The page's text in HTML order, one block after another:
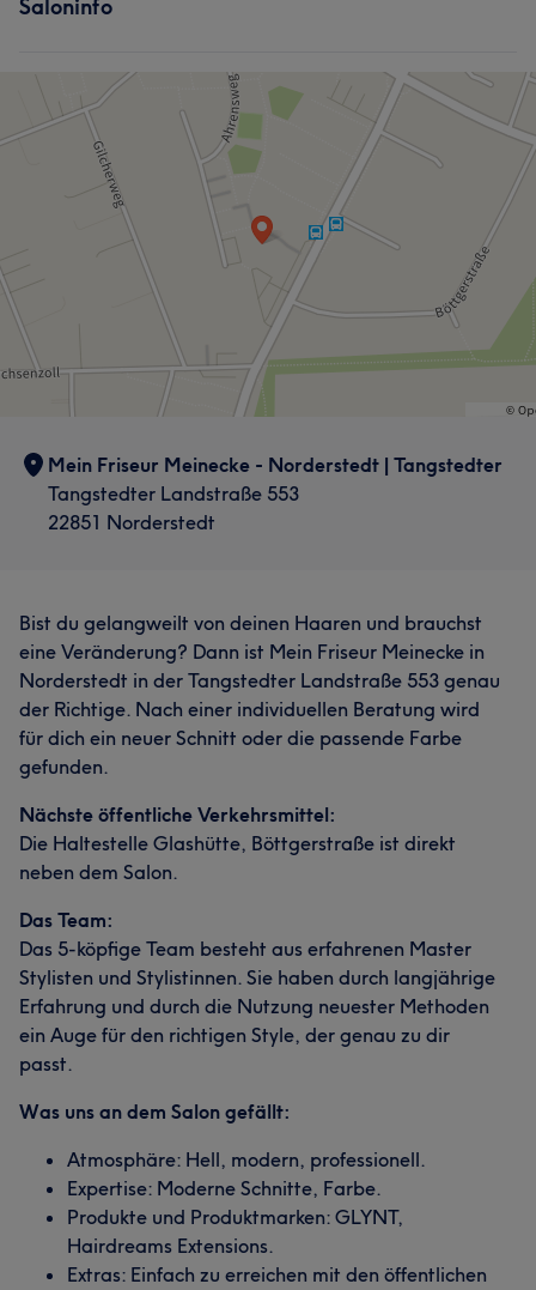
Saloninfo
Mein Friseur Meinecke - Norderstedt | Tangstedter
Tangstedter Landstraße 553
22851 Norderstedt
Bist du gelangweilt von deinen Haaren und brauchst
eine Veränderung? Dann ist Mein Friseur Meinecke in
Norderstedt in der Tangstedter Landstraße 553 genau
der Richtige. Nach einer individuellen Beratung wird
für dich ein neuer Schnitt oder die passende Farbe
gefunden.
Nächste öffentliche Verkehrsmittel:
Die Haltestelle Glashütte, Böttgerstraße ist direkt
neben dem Salon.
Das Team:
Das 5-köpfige Team besteht aus erfahrenen Master
Stylisten und Stylistinnen. Sie haben durch langjährige
Erfahrung und durch die Nutzung neuester Methoden
ein Auge für den richtigen Style, der genau zu dir
passt.
Was uns an dem Salon gefällt:
Atmosphäre: Hell, modern, professionell.
Expertise: Moderne Schnitte, Farbe.
Produkte und Produktmarken: GLYNT,
Hairdreams Extensions.
Extras: Einfach zu erreichen mit den öffentlichen